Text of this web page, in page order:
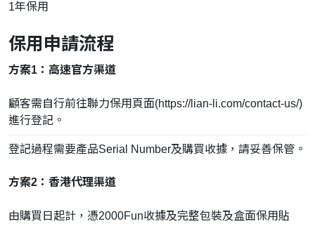
1年保用
保用申請流程
方案1：高速官方渠道
顧客需自行前往聯力保用頁面(https://lian-li.com/contact-us/)
進行登記。
登記過程需要產品Serial Number及購買收據，請妥善保管。
方案2：香港代理渠道
由購買日起計，憑2000Fun收據及完整包裝及盒面保用貼